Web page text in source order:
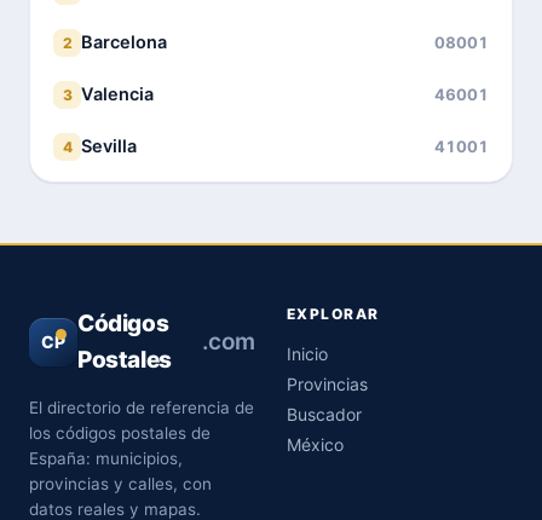
2 Barcelona 08001
3 Valencia 46001
4 Sevilla 41001
CP
Códigos
Postales
.com
El directorio de referencia de
los códigos postales de
España: municipios,
provincias y calles, con
datos reales y mapas.
EXPLORAR
Inicio
Provincias
Buscador
México